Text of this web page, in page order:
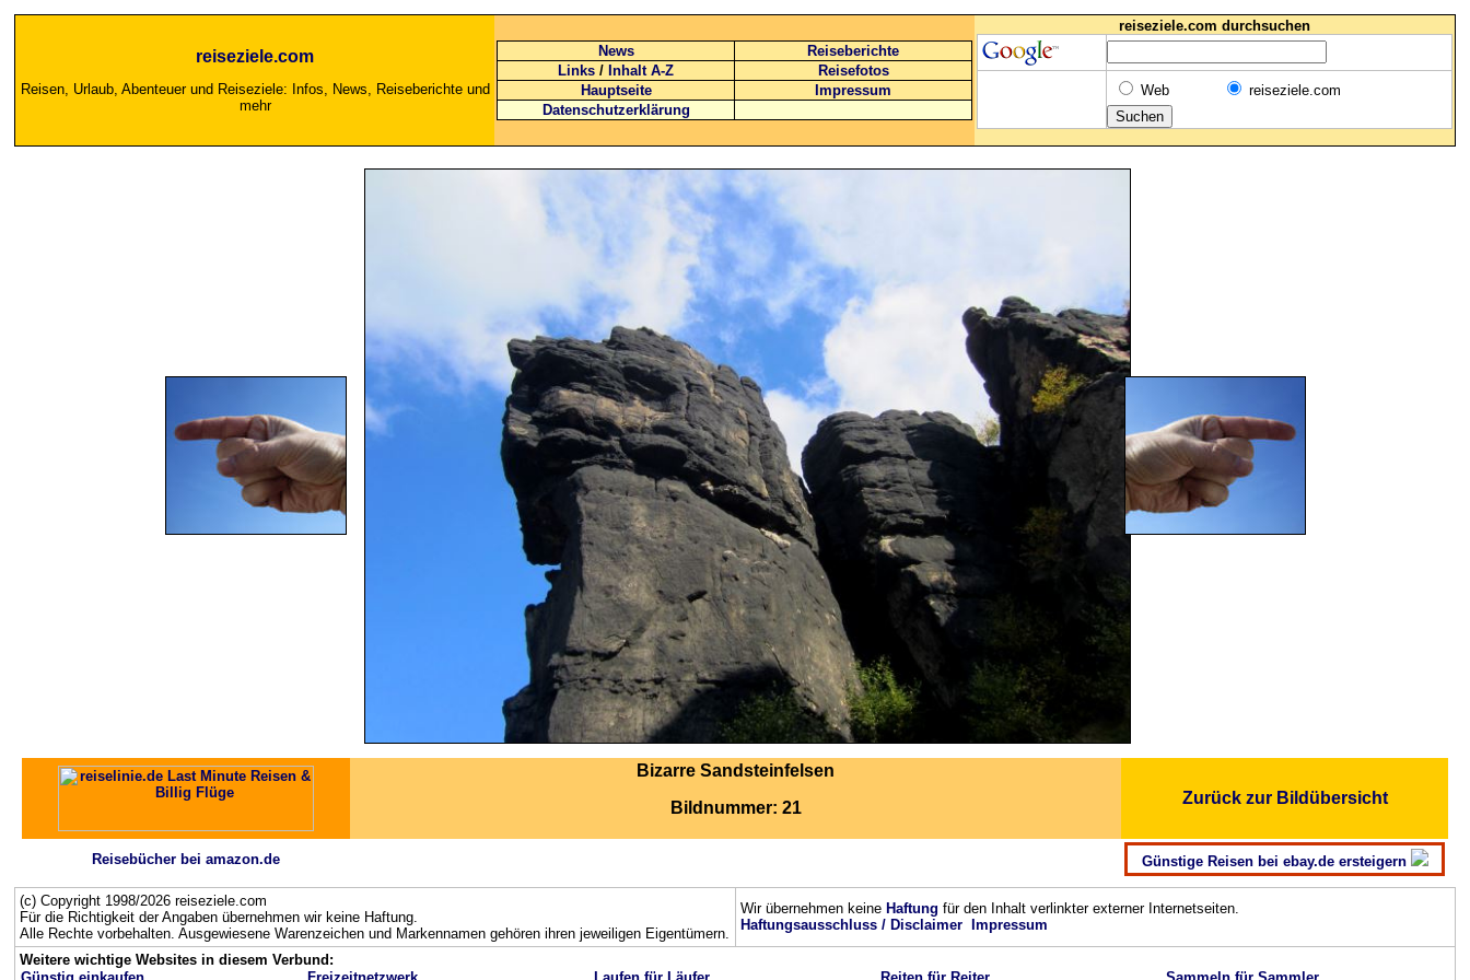
reiseziele.com
Reisen, Urlaub, Abenteuer und Reiseziele: Infos, News, Reiseberichte und
mehr
News
Reiseberichte
Links / Inhalt A-Z
Reisefotos
Hauptseite
Impressum
Datenschutzerklärung
reiseziele.com durchsuchen
Web reiseziele.com
Bizarre Sandsteinfelsen
Bildnummer: 21
Zurück zur Bildübersicht
Reisebücher bei amazon.de Günstige Reisen bei ebay.de ersteigern
(c) Copyright 1998/2026 reiseziele.com
Für die Richtigkeit der Angaben übernehmen wir keine Haftung.
Alle Rechte vorbehalten. Ausgewiesene Warenzeichen und Markennamen gehören ihren jeweiligen Eigentümern.
Wir übernehmen keine Haftung für den Inhalt verlinkter externer Internetseiten.
Haftungsausschluss / Disclaimer
Impressum
Weitere wichtige Websites in diesem Verbund: